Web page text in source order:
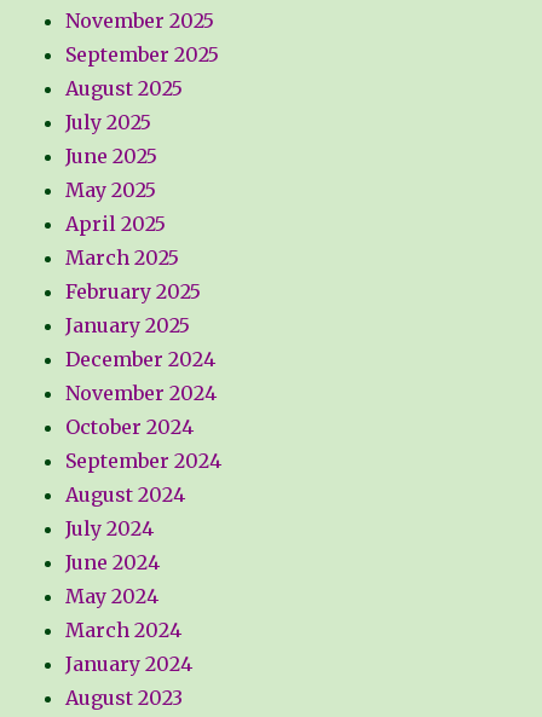
November 2025
September 2025
August 2025
July 2025
June 2025
May 2025
April 2025
March 2025
February 2025
January 2025
December 2024
November 2024
October 2024
September 2024
August 2024
July 2024
June 2024
May 2024
March 2024
January 2024
August 2023